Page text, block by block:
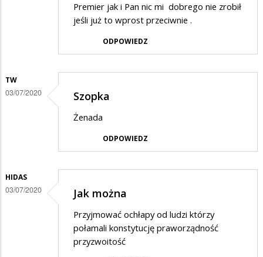
Premier jak i Pan nic mi dobrego nie zrobił
jeśli już to wprost przeciwnie .
ODPOWIEDZ
TW
03/07/2020 Szopka
Żenada
ODPOWIEDZ
HIDAS
03/07/2020 Jak można
Przyjmować ochłapy od ludzi którzy
połamali konstytucję praworządność
przyzwoitość